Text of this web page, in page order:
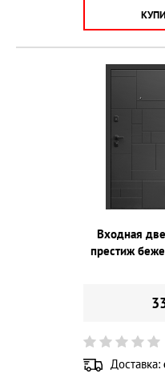
Входная
престиж
Доставка: